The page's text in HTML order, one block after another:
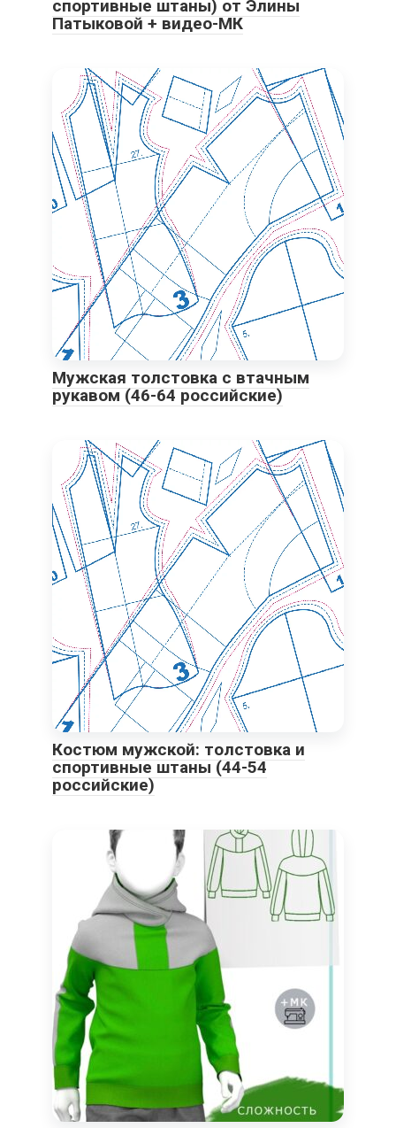
спортивные штаны) от Элины
Патыковой + видео-МК
Мужская толстовка с втачным
рукавом (46-64 российские)
Костюм мужской: толстовка и
спортивные штаны (44-54
российские)